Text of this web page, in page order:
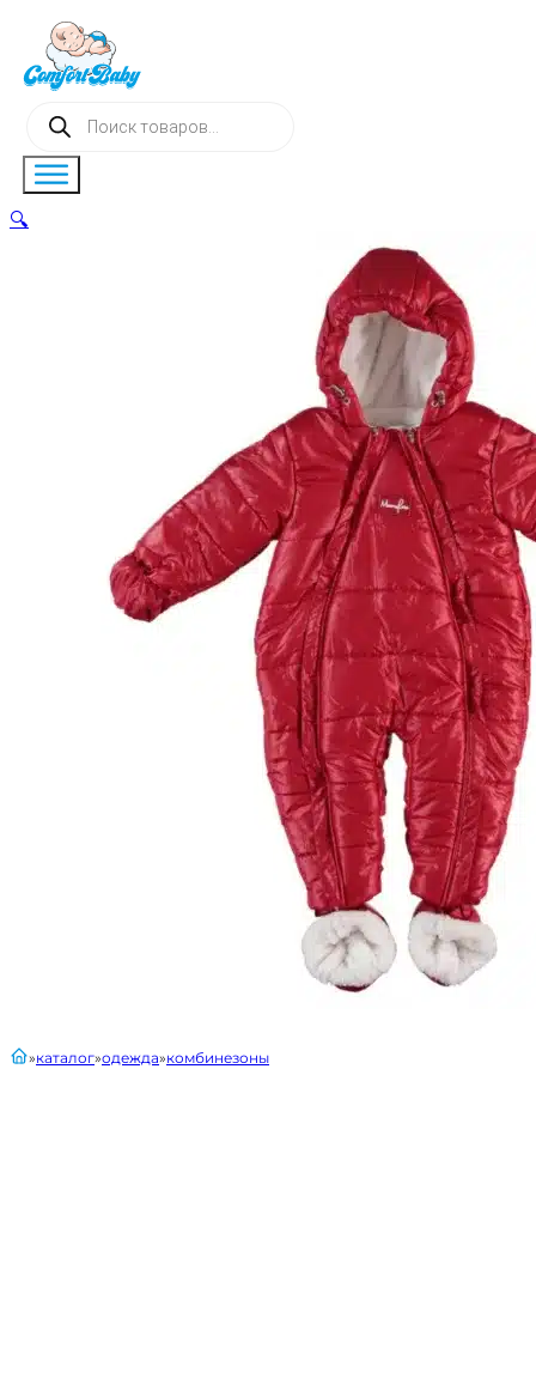
Поиск
товаров
главнаякаталог одежда комбинезоны
🔍